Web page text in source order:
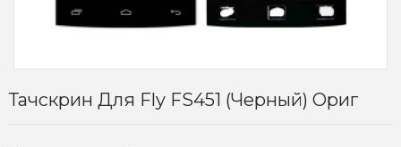
Тачскрин Для Fly FS451 (черный) Ориг